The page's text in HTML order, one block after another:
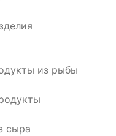
из рыбы
сыра